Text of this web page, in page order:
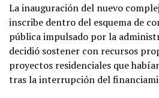
La inauguración del nuevo
inscribe dentro del esquema de
pública impulsado por la
decidió sostener con recursos
proyectos residenciales que
tras la interrupción del